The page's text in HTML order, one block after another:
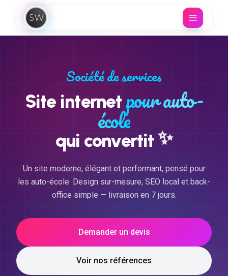
Aller au contenu
Société de services
Site internetpour auto-
école
qui convertit✨
Un site moderne, élégant et performant, pensé pour
les auto-école. Design sur-mesure, SEO local et back-
office simple — livraison en 7 jours.
Demander un devis
Voir nos références